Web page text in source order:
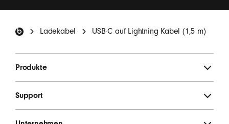
Einladungen zu Umfragen enthalten.*
Ladekabel USB-C auf Lightning Kabel (1,5 m)
Produkte
Support